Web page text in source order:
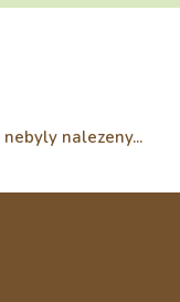
nebyly nalezeny...